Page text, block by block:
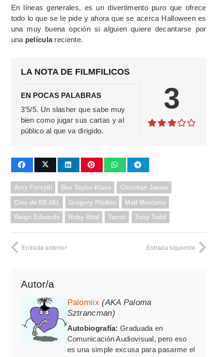
En líneas generales, es un divertimento puro que ofrece
todo lo que se le pide y ahora que se acerca Halloween es
una muy buena opción si alguien quiere decantarse por
una películareciente.
LA NOTA DE FILMFILICOS
EN POCAS PALABRAS
3'5/5. Un slasher que sabe muy
bien como jugar sus cartas y al
público al que va dirigido.
3
Amy Forsyth Bex Taylor-Klaus Christian James
Cine de EE.UU. Gregory Plotkin Matt Mercurio
Reign Edwards Roby Attal Terror Tony Todd
Entrada anterior Entrada siguiente
Autor/a
Palomiix (AKA Paloma
Sztrancman)
Autobiografía: Graduada en
Comunicación Audiovisual, pero eso
es una simple excusa para pasarme el